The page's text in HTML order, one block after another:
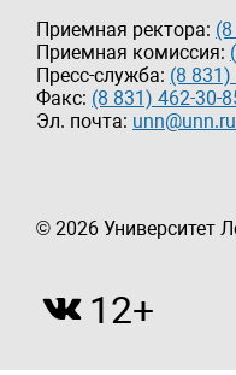
Приемная ректора:
Приемная комиссия:
Пресс-служба: (8 831)
Факс: (8 831) 462-30-
Эл. почта: unn@unn.ru
© 2026 Университет
12+